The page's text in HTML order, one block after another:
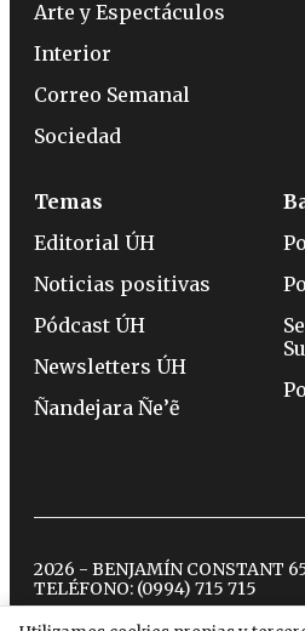
Arte y Espectáculos
Interior
Correo Semanal
Sociedad
Temas
Editorial ÚH
Noticias positivas
Pódcast ÚH
Newsletters ÚH
Ñandejara Ñe’ẽ
2026 - BENJAMÍN CONSTANT
TELÉFONO: (0994) 715 715